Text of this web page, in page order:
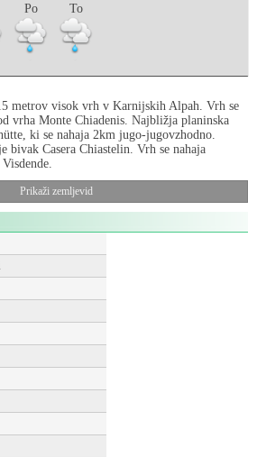
Po To
metrov visok vrh v Karnijskih Alpah. Vrh se
vrha Monte Chiadenis. Najbližja planinska
ki se nahaja 2km jugo-jugovzhodno.
bivak Casera Chiastelin. Vrh se nahaja
Prikaži zemljevid